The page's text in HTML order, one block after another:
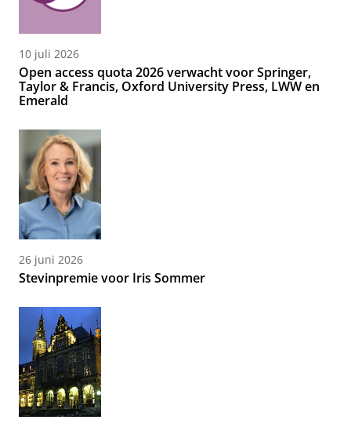
10 juli 2026
Open access quota 2026 verwacht voor Springer,
Taylor & Francis, Oxford University Press, LWW en
Emerald
26 juni 2026
Stevinpremie voor Iris Sommer